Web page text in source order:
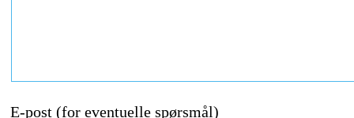
E-post (for eventuelle spørsmål)